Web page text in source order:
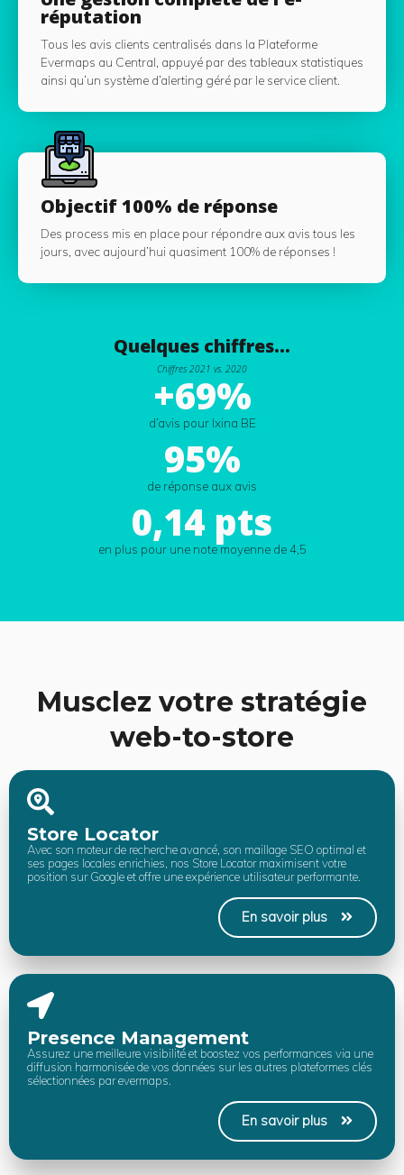
réputation
Tous les avis clients centralisés dans la Plateforme
Evermaps au Central, appuyé par des tableaux statistiques
ainsi qu’un système d’alerting géré par le service client.
Objectif 100% de réponse
Des process mis en place pour répondre aux avis tous les
jours, avec aujourd’hui quasiment 100% de réponses !
Quelques chiffres...
Chiffres 2021 vs. 2020
+69%
d’avis pour Ixina BE
95%
de réponse aux avis
0,14 pts
en plus pour une note moyenne de 4,5
Musclez votre stratégie
web-to-store
Store Locator
Avec son moteur de recherche avancé, son maillage SEO optimal et
ses pages locales enrichies, nos Store Locator maximisent votre
position sur Google et offre une expérience utilisateur performante.
En savoir plus
Presence Management
Assurez une meilleure visibilité et boostez vos performances via une
diffusion harmonisée de vos données sur les autres plateformes clés
sélectionnées par evermaps.
En savoir plus